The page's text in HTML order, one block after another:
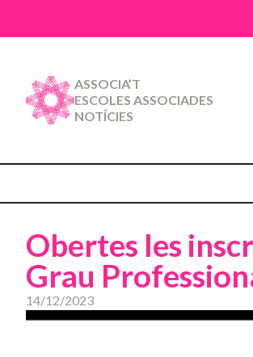
ASSOCIA’T
ESCOLES ASSOCIADES
NOTÍCIES
Obertes les
Grau
14/12/2023